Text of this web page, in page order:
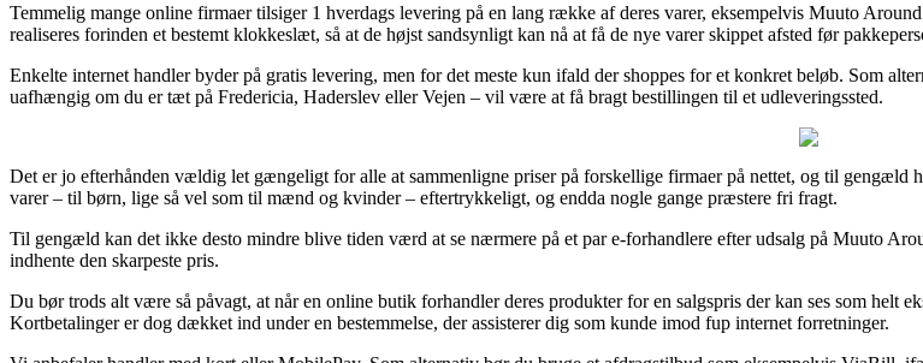
Temmelig mange online firmaer tilsiger 1 hverdags levering på en lang række af deres varer, eksempelvis Muuto
realiseres forinden et bestemt klokkeslæt, så at de højst sandsynligt kan nå at få de nye varer skippet afsted før
Enkelte internet handler byder på gratis levering, men for det meste kun ifald der shoppes for et konkret beløb. Som
uafhængig om du er tæt på Fredericia, Haderslev eller Vejen – vil være at få bragt bestillingen til et udleveringssted.
Det er jo efterhånden vældig let gængeligt for alle at sammenligne priser på forskellige firmaer på nettet, og til gengæld
varer – til børn, lige så vel som til mænd og kvinder – eftertrykkeligt, og endda nogle gange præstere fri fragt.
Til gengæld kan det ikke desto mindre blive tiden værd at se nærmere på et par e-forhandlere efter udsalg på Muuto
indhente den skarpeste pris.
Du bør trods alt være så påvagt, at når en online butik forhandler deres produkter for en salgspris der kan ses som helt
Kortbetalinger er dog dækket ind under en bestemmelse, der assisterer dig som kunde imod fup internet forretninger.